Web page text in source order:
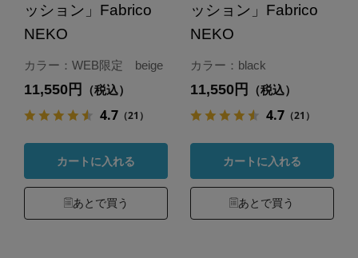
ッション」Fabrico
NEKO
カラー：WEB限定 beige
11,550円 （税込）
4.7（21）
カートに入れる
あとで買う
ッション」Fabrico
NEKO
カラー：black
11,550円 （税込）
4.7（21）
カートに入れる
あとで買う